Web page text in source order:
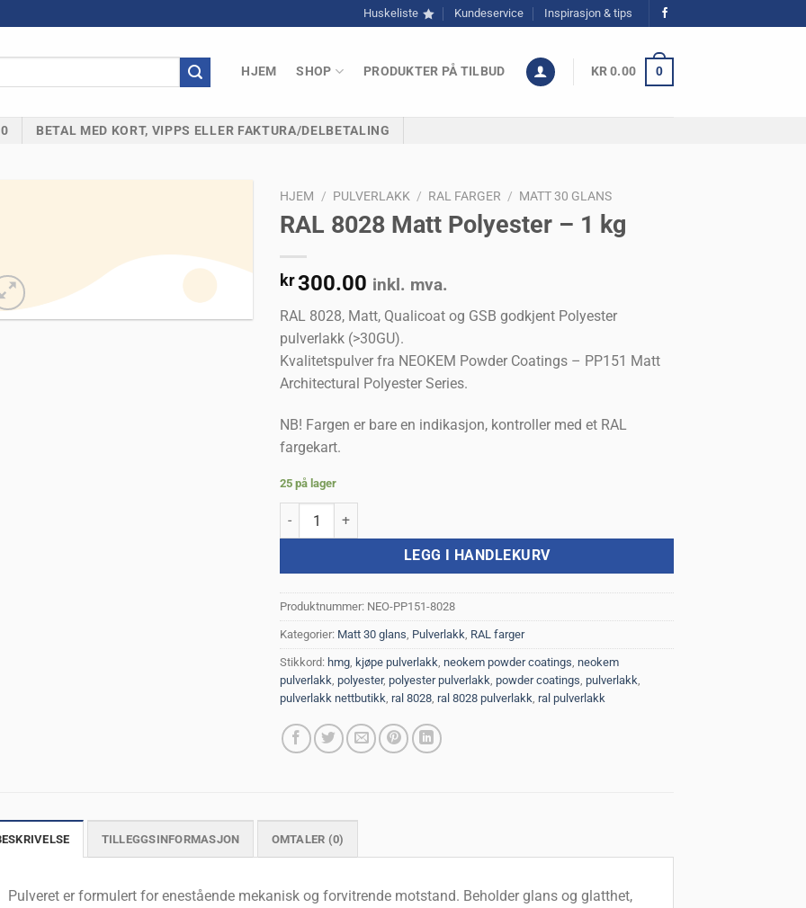
Huskeliste Kundeservice Inspirasjon & tips
HJEM SHOP PRODUKTER PÅ TILBUD KR0.00 0
BETAL MED KORT, VIPPS ELLER FAKTURA/DELBETALING
Legg til
huskeliste
HJEM / PULVERLAKK / RAL FARGER / MATT 30 GLANS
RAL 8028 Matt Polyester – 1 kg
kr300.00 inkl. mva.
RAL 8028, Matt, Qualicoat og GSB godkjent Polyester
pulverlakk (>30GU).
Kvalitetspulver fra NEOKEM Powder Coatings – PP151 Matt
Architectural Polyester Series.
NB! Fargen er bare en indikasjon, kontroller med et RAL
fargekart.
25 på lager
RAL 8028 Matt Polyester - 1 kg antall
LEGG I HANDLEKURV
Produktnummer: NEO-PP151-8028
Kategorier: Matt 30 glans, Pulverlakk, RAL farger
Stikkord: hmg, kjøpe pulverlakk, neokem powder coatings, neokem
pulverlakk, polyester, polyester pulverlakk, powder coatings, pulverlakk,
pulverlakk nettbutikk, ral 8028, ral 8028 pulverlakk, ral pulverlakk
TILLEGGSINFORMASJON OMTALER (0)
Pulveret er formulert for enestående mekanisk og forvitrende motstand. Beholder glans og glatthet,